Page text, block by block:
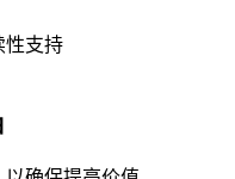
性支持